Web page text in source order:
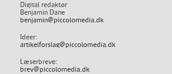
Digital redaktør
Benjamin Dane
benjamin@piccolomedia.dk
Ideer:
artikelforslag@piccolomedia.dk
Læserbreve:
brev@piccolomedia.dk